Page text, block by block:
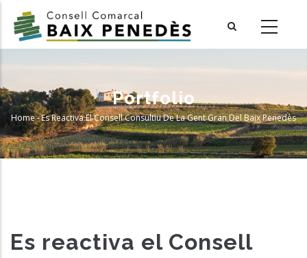
main
Portfolio
Breadcrumb
Home-Es Reactiva El Consell Consultiu De La Gent Gran Del Baix Penedès
Es reactiva el Consell